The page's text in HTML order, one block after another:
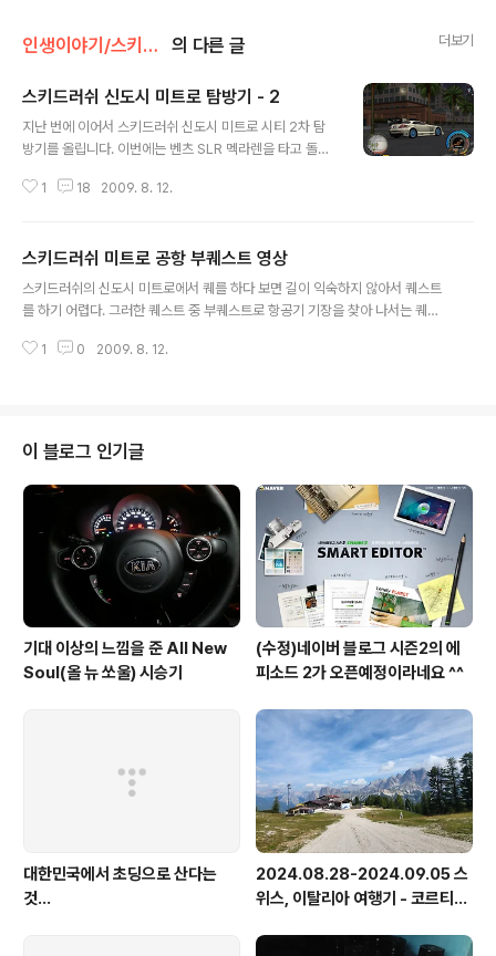
인생이야기/스키드러쉬 의 다른 글 더보기
스키드러쉬 신도시 미트로 탐방기 - 2
지난 번에 이어서 스키드러쉬 신도시 미트로 시티 2차 탐
방기를 올립니다. 이번에는 벤츠 SLR 멕라렌을 타고 돌아
광고판에 나오고 있군요. 국가대표 관련해서 이벤트가 있
을 보니, 여기도 MB가 시장 할 때 만들어 둔 중앙 버스 차
로제가 시행되고 있는 듯 ㅋㅋ 공사가 한창 진행 중이고 그
앞에는 전철 길이 보이네요. 흡사 신도림에서 서울역까지
멋있는 야자수 나무가 가로수로 심어져 있습니다. 공사중
1 18 2009. 8. 12.
스키드러쉬 미트로 공항 부퀘스트 영상
스키드러쉬의 신도시 미트로에서 퀘를 하다 보면 길이 익숙하지 않아서 퀘스트
를 하기 어렵다. 그러한 퀘스트 중 부퀘스트로 항공기 기장을 찾아 나서는 퀘가
하우가 생겨서인지 계속 쉽게 성공하게 되고, 쉽게 성공할 수 있는 path를 영상
시 리셋되며 완전히 출발 하기 전에는 시간이 흐르지 않으므로 급하게 출발할
필요 없이 자세를 완전히 다 잡은 다음에 출발하면 된다. 두번째 포스트로 가는
길이 가장..
1 0 2009. 8. 12.
이 블로그 인기글
기대 이상의 느낌을 준 All New
Soul(올 뉴 쏘울) 시승기
(수정)네이버 블로그 시즌2의 에
피소드 2가 오픈예정이라네요 ^^
대한민국에서 초딩으로 산다는
것...
2024.08.28-2024.09.05 스
위스, 이탈리아 여행기 - 코르티나
스